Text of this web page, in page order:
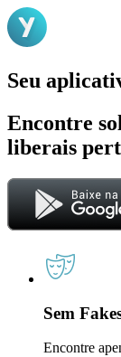
Seu
Encontre
liberais
Sem
Encontre